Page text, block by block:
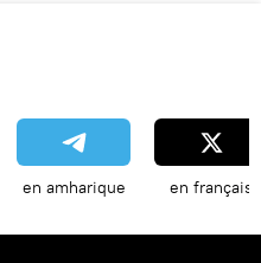
en amharique en français